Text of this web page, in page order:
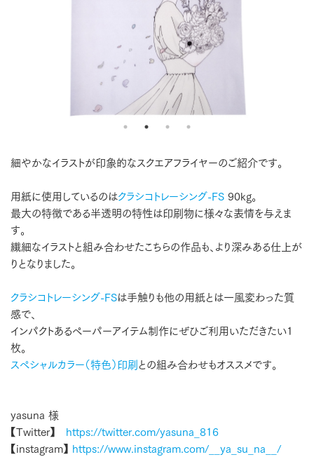
細やかなイラストが印象的なスクエアフライヤーのご紹介です。
用紙に使用しているのはクラシコトレーシング-FS 90kg。
最大の特徴である半透明の特性は印刷物に様々な表情を与えま
す。
繊細なイラストと組み合わせたこちらの作品も、より深みある仕上が
りとなりました。
クラシコトレーシング-FSは手触りも他の用紙とは一風変わった質
感で、
インパクトあるペーパーアイテム制作にぜひご利用いただきたい1
枚。
スペシャルカラー（特色）印刷 との組み合わせもオススメです。
yasuna 様
【Twitter】
https://twitter.com/yasuna_816
【instagram】
https://www.instagram.com/__ya_su_na__/